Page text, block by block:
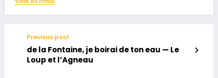
Previous post
de la Fontaine, je boirai de ton eau — Le
Loup et l’Agneau